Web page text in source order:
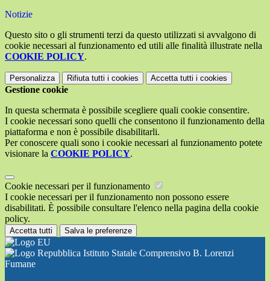
Notizie
Questo sito o gli strumenti terzi da questo utilizzati si avvalgono di
cookie necessari al funzionamento ed utili alle finalità illustrate nella
COOKIE POLICY.
Personalizza Rifiuta tutti i cookies Accetta tutti i cookies
Gestione cookie
In questa schermata è possibile scegliere quali cookie consentire.
I cookie necessari sono quelli che consentono il funzionamento della
piattaforma e non è possibile disabilitarli.
Per conoscere quali sono i cookie necessari al funzionamento potete
visionare la COOKIE POLICY.
Cookie necessari per il funzionamento
I cookie necessari per il funzionamento non possono essere
disabilitati. È possibile consultare l'elenco nella pagina della cookie
policy.
Accetta tutti Salva le preferenze
Istituto Statale Comprensivo B. Lorenzi
Fumane